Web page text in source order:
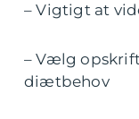
– Vigtigt at
– Vælg
diætbehov